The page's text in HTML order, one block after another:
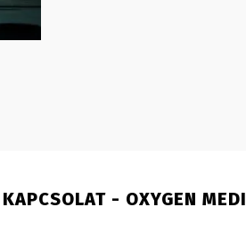
KAPCSOLAT - OXYGEN